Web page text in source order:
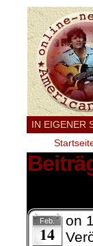
IN EIGENER
Feb.
14
on